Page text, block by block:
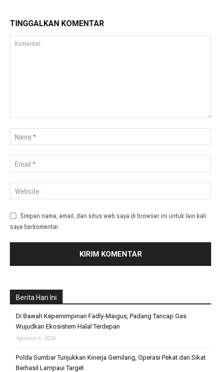
TINGGALKAN KOMENTAR
Simpan nama, email, dan situs web saya di browser ini untuk lain kali
saya berkomentar.
Berita Hari Ini
Di Bawah Kepemimpinan Fadly-Maigus, Padang Tancap Gas
Wujudkan Ekosistem Halal Terdepan
Agustus 6, 2026
Polda Sumbar Tunjukkan Kinerja Gemilang, Operasi Pekat dan Sikat
Berhasil Lampaui Target